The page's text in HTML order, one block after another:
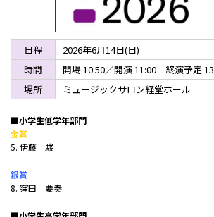
日程
2026年6月14日(日)
時間
開場 10:50／開演 11:00 終演予定
場所
ミュージックサロン経堂ホール
■小学生低学年部門
金賞
5. 伊藤 駿
銀賞
8. 窪田 要奏